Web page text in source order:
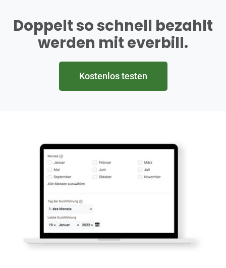
Doppelt so schnell bezahlt
werden mit everbill.
Kostenlos testen